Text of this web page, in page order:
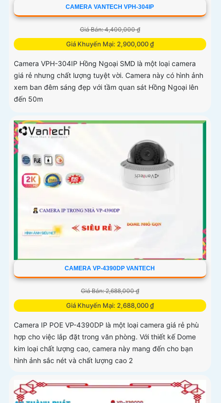
CAMERA VANTECH VPH-304IP
Giá Bán: 4,400,000 ₫
Giá Khuyến Mại: 2,900,000 ₫
Camera VPH-304IP Hồng Ngoại SMD là một loại camera
giá rẻ nhưng chất lượng tuyệt vời. Camera này có hình ảnh
xem ban đêm sáng đẹp với tầm quan sát Hồng Ngoại lên
đến 50m
CAMERA VP-4390DP VANTECH
Giá Bán: 2,688,000 ₫
Giá Khuyến Mại: 2,688,000 ₫
Camera IP POE VP-4390DP là một loại camera giá rẻ phù
hợp cho việc lắp đặt trong văn phòng. Với thiết kế Dome
kim loại chất lượng cao, camera này mang đến cho bạn
hình ảnh sắc nét và chất lượng cao 2